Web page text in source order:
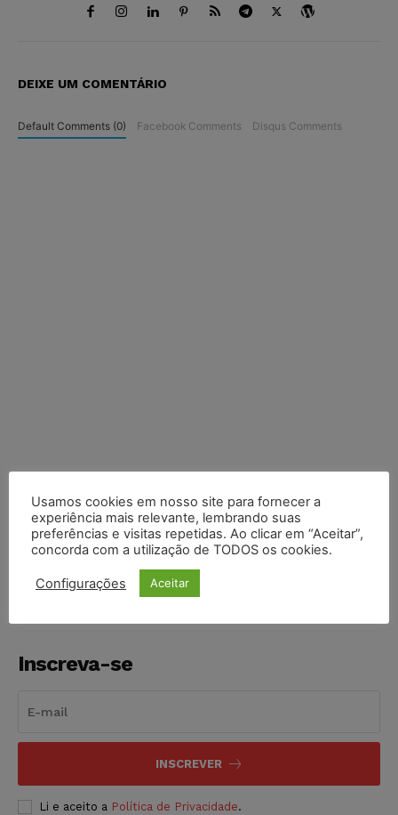
DEIXE UM COMENTÁRIO
Default Comments (0) Facebook Comments Disqus Comments
COMPARTILHE
Inscreva-se
INSCREVER
Li e aceito a Política de Privacidade.
Usamos cookies em nosso site para fornecer a
experiência mais relevante, lembrando suas
preferências e visitas repetidas. Ao clicar em “Aceitar”,
concorda com a utilização de TODOS os cookies.
Configurações Aceitar